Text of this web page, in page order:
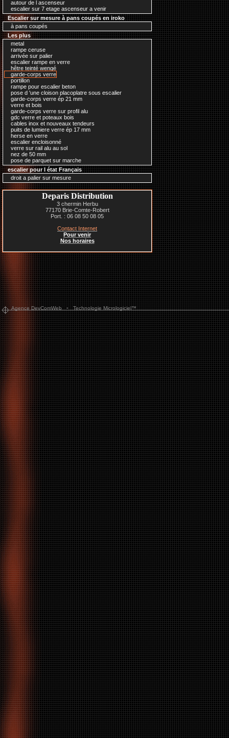
autour de l ascenseur
escalier sur 7 etage ascenseur a venir
Escalier sur mesure à pans coupés en iroko
à pans coupés
Les plus
metal
rampe ceruse
arrivée sur palier
escalier rampe en verre
hêtre teinté wengé
garde-corps verre
portillon
rampe pour escalier beton
pose d 'une cloison placoplatre sous escalier
garde-corps verre ép 21 mm
verre et bois
garde-corps verre sur profil alu
gdc verre et poteaux bois
cables inox et nouveaux tendeurs
puits de lumiere verre ép 17 mm
herse en verre
escalier encloisonné
verre sur rail alu au sol
nez de 50 mm
pose de parquet sur marche
escalier pour l état Français
droit a palier sur mesure
Deparis Distribution
3 chermin Herbu
77170 Brie-Comte-Robert
Port. : 06 08 50 08 05
Contact Internet
Pour venir
Nos horaires
Agence DevComWeb-Technologie Micrologiciel™